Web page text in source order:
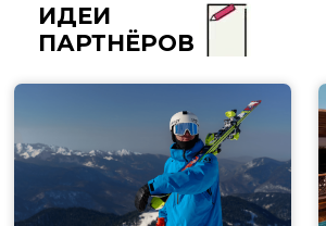
ИДЕИ
ПАРТНЁРОВ